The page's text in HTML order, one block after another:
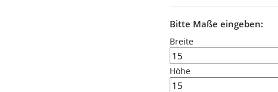
Bitte Maße eingeben:
Breite
Höhe